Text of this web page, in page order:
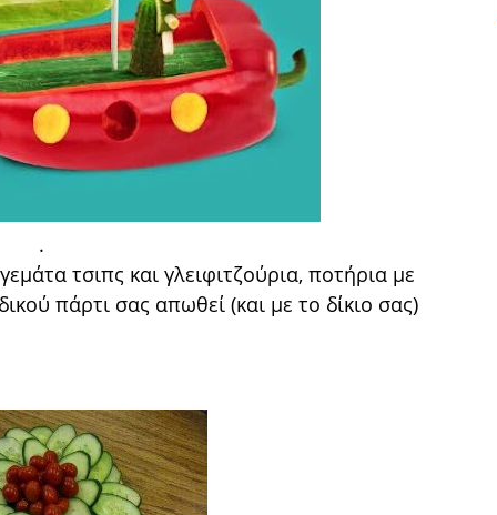
.
τσιπς και γλειφιτζούρια, ποτήρια με
πάρτι σας απωθεί (και με το δίκιο σας)